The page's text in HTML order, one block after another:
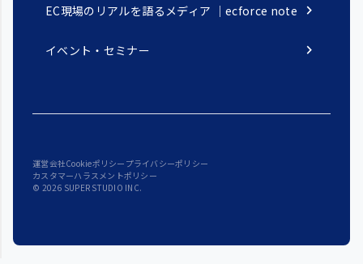
EC現場のリアルを語るメディア ｜ecforce note chevron_right
イベント・セミナー chevron_right
運営会社Cookieポリシー プライバシーポリシー
カスタマーハラスメントポリシー
© 2026 SUPER STUDIO INC.